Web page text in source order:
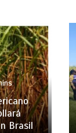
de 100